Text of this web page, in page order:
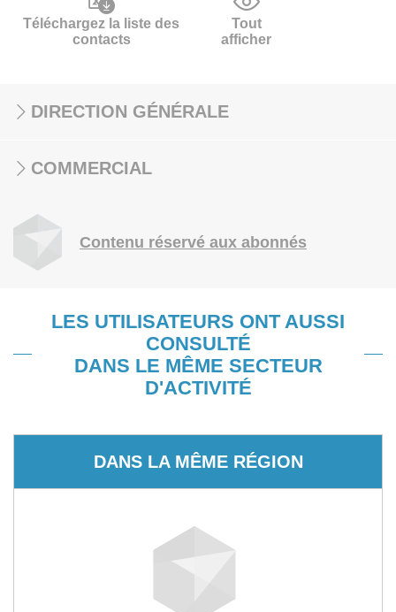
Téléchargez la liste des
contacts
Tout
afficher
DIRECTION GÉNÉRALE
COMMERCIAL
Contenu réservé aux abonnés
LES UTILISATEURS ONT AUSSI
CONSULTÉ
DANS LE MÊME SECTEUR
D'ACTIVITÉ
DANS LA MÊME RÉGION